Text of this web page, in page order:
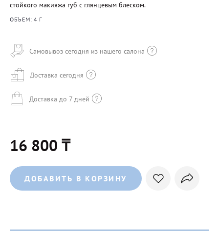
стойкого макияжа губ с глянцевым блеском.
ОБЪЕМ: 4 Г
Самовывоз сегодня из нашего салона
Доставка сегодня
Доставка до 7 дней
16 800 ₸
ДОБАВИТЬ В КОРЗИНУ